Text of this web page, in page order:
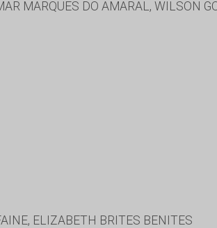
MARQUES DO AMARAL, WILSON
ELIZABETH BRITES BENITES